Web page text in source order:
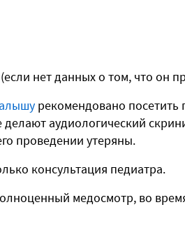
нет данных о том, что он
рекомендовано посетить
аудиологический
проведении утеряны.
консультация педиатра.
медосмотр, во